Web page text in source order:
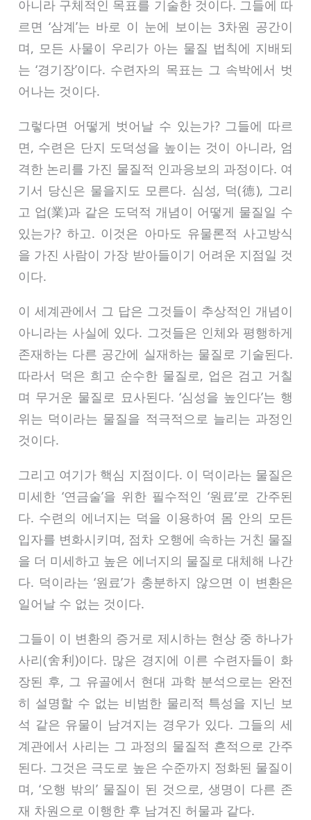
아니라 구체적인 목표를 기술한 것이다. 그들에 따
르면 ‘삼계’는 바로 이 눈에 보이는 3차원 공간이
며, 모든 사물이 우리가 아는 물질 법칙에 지배되
는 ‘경기장’이다. 수련자의 목표는 그 속박에서 벗
어나는 것이다.
그렇다면 어떻게 벗어날 수 있는가? 그들에 따르
면, 수련은 단지 도덕성을 높이는 것이 아니라, 엄
격한 논리를 가진 물질적 인과응보의 과정이다. 여
기서 당신은 물을지도 모른다. 심성, 덕(德), 그리
고 업(業)과 같은 도덕적 개념이 어떻게 물질일 수
있는가? 하고. 이것은 아마도 유물론적 사고방식
을 가진 사람이 가장 받아들이기 어려운 지점일 것
이다.
이 세계관에서 그 답은 그것들이 추상적인 개념이
아니라는 사실에 있다. 그것들은 인체와 평행하게
존재하는 다른 공간에 실재하는 물질로 기술된다.
따라서 덕은 희고 순수한 물질로, 업은 검고 거칠
며 무거운 물질로 묘사된다. ‘심성을 높인다’는 행
위는 덕이라는 물질을 적극적으로 늘리는 과정인
것이다.
그리고 여기가 핵심 지점이다. 이 덕이라는 물질은
미세한 ‘연금술’을 위한 필수적인 ‘원료’로 간주된
다. 수련의 에너지는 덕을 이용하여 몸 안의 모든
입자를 변화시키며, 점차 오행에 속하는 거친 물질
을 더 미세하고 높은 에너지의 물질로 대체해 나간
다. 덕이라는 ‘원료’가 충분하지 않으면 이 변환은
일어날 수 없는 것이다.
그들이 이 변환의 증거로 제시하는 현상 중 하나가
사리(舍利)이다. 많은 경지에 이른 수련자들이 화
장된 후, 그 유골에서 현대 과학 분석으로는 완전
히 설명할 수 없는 비범한 물리적 특성을 지닌 보
석 같은 유물이 남겨지는 경우가 있다. 그들의 세
계관에서 사리는 그 과정의 물질적 흔적으로 간주
된다. 그것은 극도로 높은 수준까지 정화된 물질이
며, ‘오행 밖의’ 물질이 된 것으로, 생명이 다른 존
재 차원으로 이행한 후 남겨진 허물과 같다.